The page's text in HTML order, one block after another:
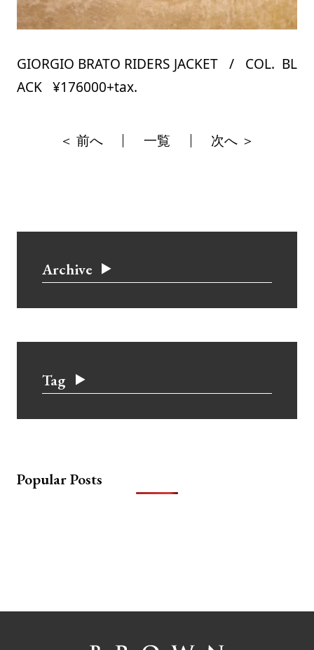
GIORGIO BRATO RIDERS JACKET / COL. BL
ACK ¥176000+tax.
＜ 前へ 一覧 次へ ＞
Archive
Tag
Popular Posts